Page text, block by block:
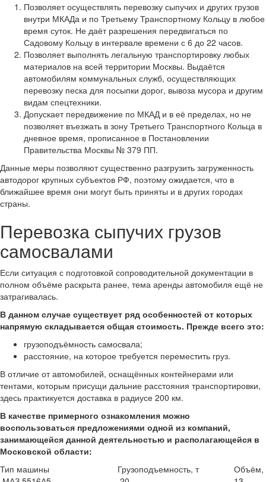
Позволяет осуществлять перевозку сыпучих и других грузов
внутри МКАДа и по Третьему Транспортному Кольцу в любое
время суток. Не даёт разрешения передвигаться по
Садовому Кольцу в интервале времени с 6 до 22 часов.
Позволяет выполнять легальную транспортировку любых
материалов на всей территории Москвы. Выдаётся
автомобилям коммунальных служб, осуществляющих
перевозку песка для посыпки дорог, вывоза мусора и другим
видам спецтехники.
Допускает передвижение по МКАД и в её пределах, но не
позволяет въезжать в зону Третьего Транспортного Кольца в
дневное время, прописанное в Постановлении
Правительства Москвы № 379 ПП.
Данные меры позволяют существенно разгрузить загруженность
автодорог крупных субъектов РФ, поэтому ожидается, что в
ближайшее время они могут быть приняты и в других городах
страны.
Перевозка сыпучих грузов
самосвалами
Если ситуация с подготовкой сопроводительной документации в
полном объёме раскрыта ранее, тема аренды автомобиля ещё не
затрагивалась.
В данном случае существует ряд особенностей от которых
напрямую складывается общая стоимость. Прежде всего это:
грузоподъёмность самосвала;
расстояние, на которое требуется переместить груз.
В отличие от автомобилей, оснащённых контейнерами или
тентами, которым присущи дальние расстояния транспортировки,
здесь практикуется доставка в радиусе 200 км.
В качестве примерного ознакомления можно
воспользоваться предложениями одной из компаний,
занимающейся данной деятельностью и располагающейся в
Московской области:
Тип машины
Грузоподъемность, т
Объём,